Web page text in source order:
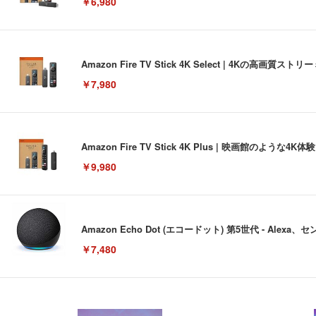
Amazon Fire TV Stick 4K Select | 4Kの高画質ストリ
￥7,980
Amazon Fire TV Stick 4K Plus | 映画館のような4K体
￥9,980
Amazon Echo Dot (エコードット) 第5世代 - Alexa、セ
￥7,480